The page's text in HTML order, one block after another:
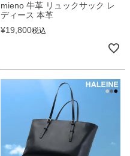
mieno 牛革 リュックサック レ
ディース 本革
¥19,800税込